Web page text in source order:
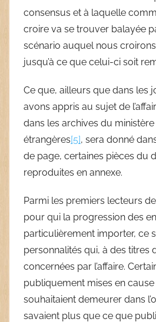
consensus et à laquelle
croire va se trouver balayée
scénario auquel nous
jusqu’à ce que celui-ci soit
Ce que, ailleurs que dans les
avons appris au sujet de
dans les archives du
étrangères[5], sera donné
de page, certaines pièces du
reproduites en annexe.
Parmi les premiers lecteurs
pour qui la progression des
particulièrement importer, ce
personnalités qui, à des titres
concernées par l’affaire.
publiquement mises en cause
souhaitaient demeurer dans
savaient plus que ce que